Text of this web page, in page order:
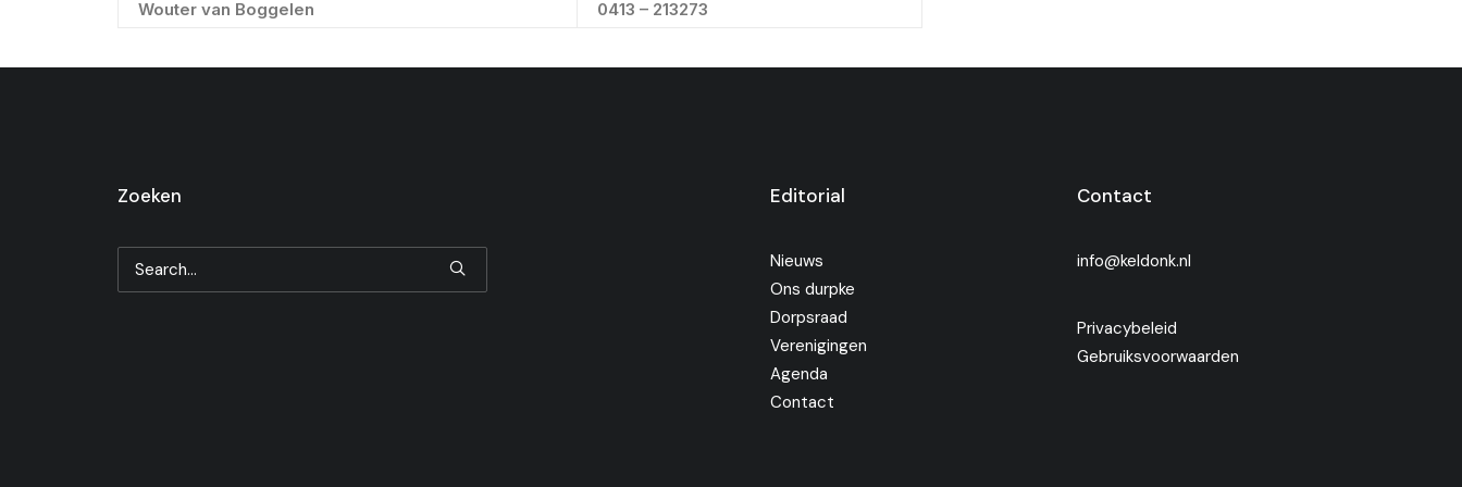
Wouter van Boggelen 0413 – 213273
Zoeken Editorial
Nieuws
Ons durpke
Dorpsraad
Verenigingen
Agenda
Contact
Contact
info@keldonk.nl
Privacybeleid
Gebruiksvoorwaarden